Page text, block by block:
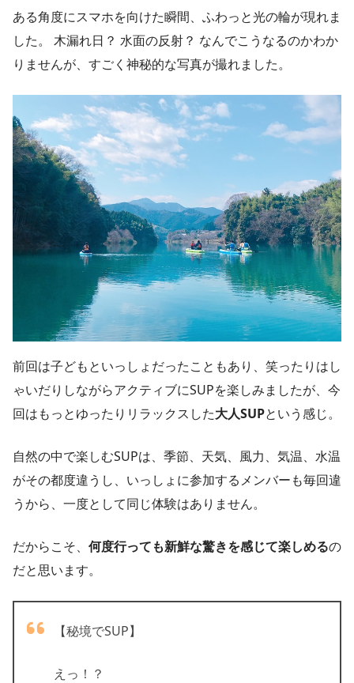
ある角度にスマホを向けた瞬間、ふわっと光の輪が現れま
した。 木漏れ日？ 水面の反射？ なんでこうなるのかわか
りませんが、すごく神秘的な写真が撮れました。
前回は子どもといっしょだったこともあり、笑ったりはし
ゃいだりしながらアクティブにSUPを楽しみましたが、今
回はもっとゆったりリラックスした大人SUPという感じ。
自然の中で楽しむSUPは、季節、天気、風力、気温、水温
がその都度違うし、いっしょに参加するメンバーも毎回違
うから、一度として同じ体験はありません。
だからこそ、 何度行っても新鮮な驚きを感じて楽しめるの
だと思います。
【秘境でSUP】
えっ！？